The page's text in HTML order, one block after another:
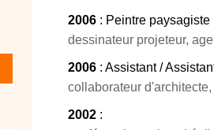
2006 : Peintre paysagiste
dessinateur projeteur,
2006 : Assistant /
collaborateur
2002 :